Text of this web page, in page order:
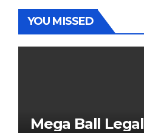
YOU MISSED
Mega Ball Legal